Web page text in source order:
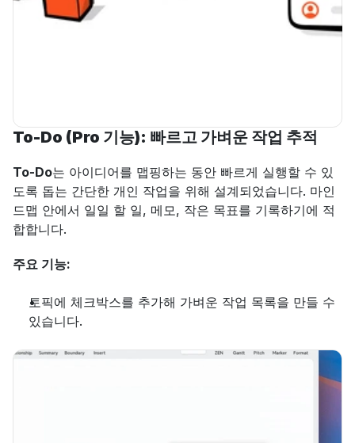
To-Do (Pro 기능): 빠르고 가벼운 작업 추적
To-Do는 아이디어를 맵핑하는 동안 빠르게 실행할 수 있
도록 돕는 간단한 개인 작업을 위해 설계되었습니다. 마인
드맵 안에서 일일 할 일, 메모, 작은 목표를 기록하기에 적
합합니다.
주요 기능:
토픽에 체크박스를 추가해 가벼운 작업 목록을 만들 수
있습니다.